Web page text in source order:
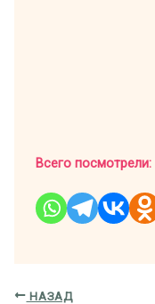
Всего посмотрели:
НАЗАД